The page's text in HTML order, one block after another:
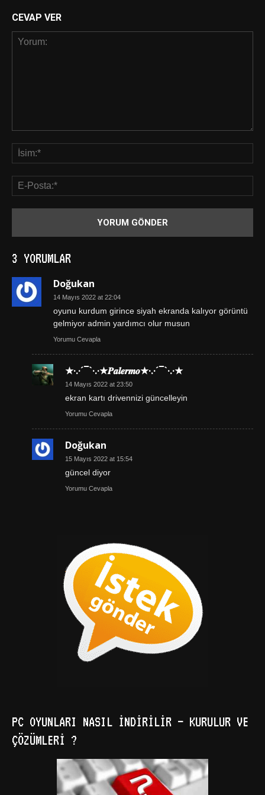
CEVAP VER
3 YORUMLAR
Doğukan
14 Mayıs 2022 at 22:04
oyunu kurdum girince siyah ekranda kalıyor görüntü
gelmiyor admin yardımcı olur musun
Yorumu Cevapla
★·.·´¯`·.·★𝑷𝒂𝒍𝒆𝒓𝒎𝒐★·.·´¯`·.·★
14 Mayıs 2022 at 23:50
ekran kartı drivennizi güncelleyin
Yorumu Cevapla
Doğukan
15 Mayıs 2022 at 15:54
güncel diyor
Yorumu Cevapla
PC OYUNLARI NASIL İNDIRILIR – KURULUR VE
ÇÖZÜMLERI ?